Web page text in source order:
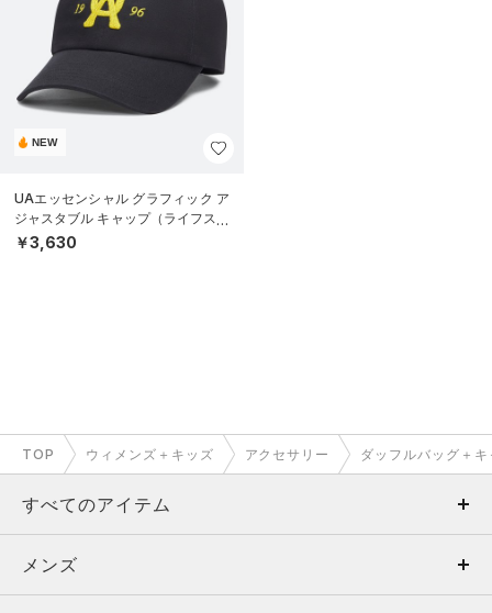
NEW
UAエッセンシャル グラフィック ア
ジャスタブル キャップ（ライフスタ
イル/UNISEX）
￥3,630
TOP ウィメンズ＋キッズ アクセサリー ダッフルバッグ＋
すべてのアイテム
メンズ
メンズ